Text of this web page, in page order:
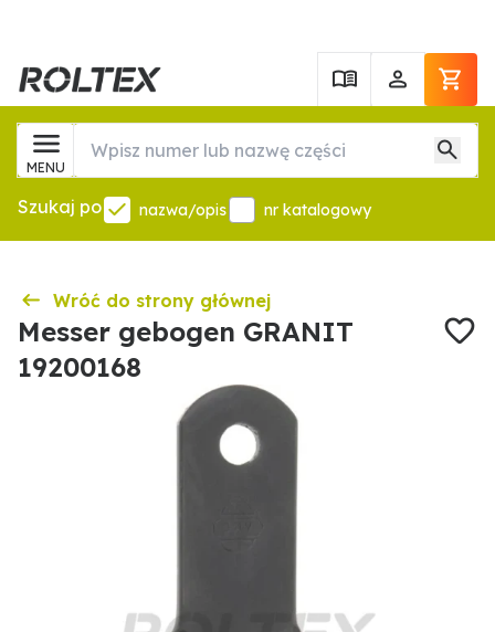
MENU
Szukaj po nazwa/opis nr katalogowy
Wróć do strony głównej
Messer gebogen GRANIT
19200168